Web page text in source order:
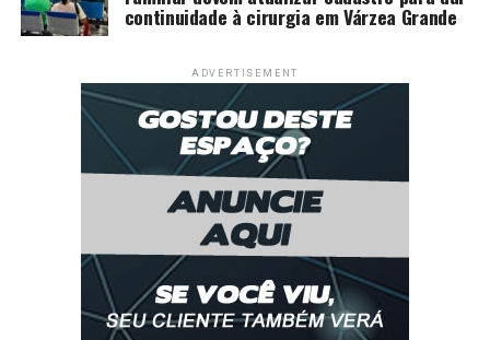
continuidade à cirurgia em Várzea Grande
ADVERTISEMENT